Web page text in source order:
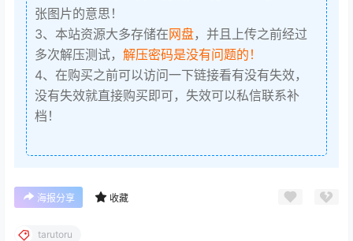
张图片的意思！
3、本站资源大多存储在网盘，并且上传之前经过
多次解压测试， 解压密码是没有问题的！
4、在购买之前可以访问一下链接看有没有失效，
没有失效就直接购买即可，失效可以私信联系补
档！
海报分享 收藏
tarutoru